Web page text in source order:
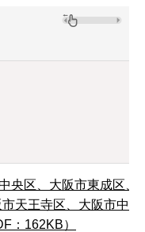
央区、大阪市東成区、
市天王寺区、大阪市中
：162KB）